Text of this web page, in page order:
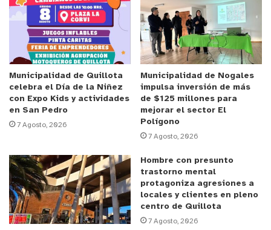
confío más en mí”.
Anuncio Patrocinado
María Paz Rengifo Hardy, directora regional de
SernamEG Valparaíso, resaltó la alta participación
femenina en la jornada, indicando que es una
muestra del buen trabajo desarrollado por el
programa en Quillota.
“Este programa se realiza en convenio con la
Municipalidad de Quillota y quiero agradecer la
disposición para trabajar en conjunto y para crear
estos espacios que nos permiten identificar si
vamos bien. Que las mujeres puedan decidir y
Municipalidad de Quillota
celebra el Día de la Niñez
con Expo Kids y actividades
en San Pedro
7 Agosto, 2026
Municipalidad de Nogales
impulsa inversión de más
de $125 millones para
mejorar el sector El
Polígono
7 Agosto, 2026
Hombre con presunto
trastorno mental
protagoniza agresiones a
locales y clientes en pleno
centro de Quillota
7 Agosto, 2026